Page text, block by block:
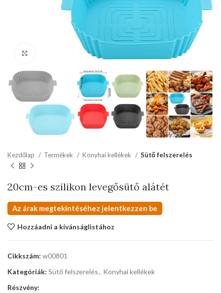
kattints a kinagyításhoz
Kezdőlap Termékek Konyhai kellékek Sütő felszerelés
20cm-es szilikon levegősütő alátét
Az árak megtekintéséhez jelentkezzen be
Hozzáadni a kívánságlistához
Cikkszám: w00801
Kategóriák: Sütő felszerelés, Konyhai kellékek
Részvény: